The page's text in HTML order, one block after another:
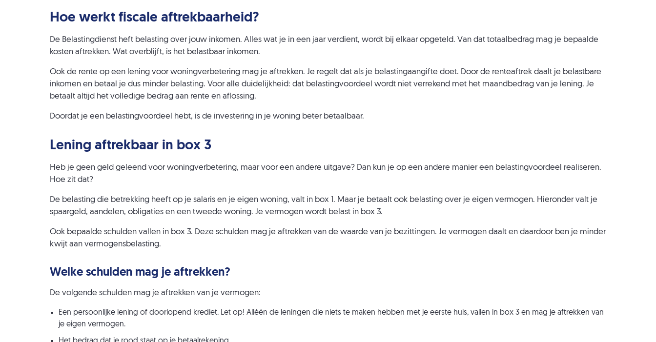
Hoe werkt fiscale aftrekbaarheid?
De Belastingdienst heft belasting over jouw inkomen. Alles wat je in een jaar verdient, wordt bij elkaar opgeteld. Van dat totaalbedrag mag je bepaalde
kosten aftrekken. Wat overblijft, is het belastbaar inkomen.
Ook de rente op een lening voor woningverbetering mag je aftrekken. Je regelt dat als je belastingaangifte doet. Door de renteaftrek daalt je belastbare
inkomen en betaal je dus minder belasting. Voor alle duidelijkheid: dat belastingvoordeel wordt niet verrekend met het maandbedrag van je lening. Je
betaalt altijd het volledige bedrag aan rente en aflossing.
Doordat je een belastingvoordeel hebt, is de investering in je woning beter betaalbaar.
Lening aftrekbaar in box 3
Heb je geen geld geleend voor woningverbetering, maar voor een andere uitgave? Dan kun je op een andere manier een belastingvoordeel realiseren.
Hoe zit dat?
De belasting die betrekking heeft op je salaris en je eigen woning, valt in box 1. Maar je betaalt ook belasting over je eigen vermogen. Hieronder valt je
spaargeld, aandelen, obligaties en een tweede woning. Je vermogen wordt belast in box 3.
Ook bepaalde schulden vallen in box 3. Deze schulden mag je aftrekken van de waarde van je bezittingen. Je vermogen daalt en daardoor ben je minder
kwijt aan vermogensbelasting.
Welke schulden mag je aftrekken?
De volgende schulden mag je aftrekken van je vermogen:
Een persoonlijke lening of doorlopend krediet. Let op! Alléén de leningen die niets te maken hebben met je eerste huis, vallen in box 3 en mag je aftrekken van
je eigen vermogen.